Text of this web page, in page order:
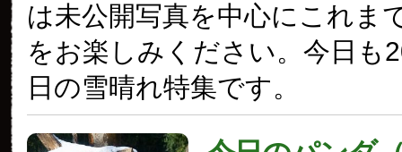
は未公開写真を中心にこれま
をお楽しみください。今日も
日の雪晴れ特集です。